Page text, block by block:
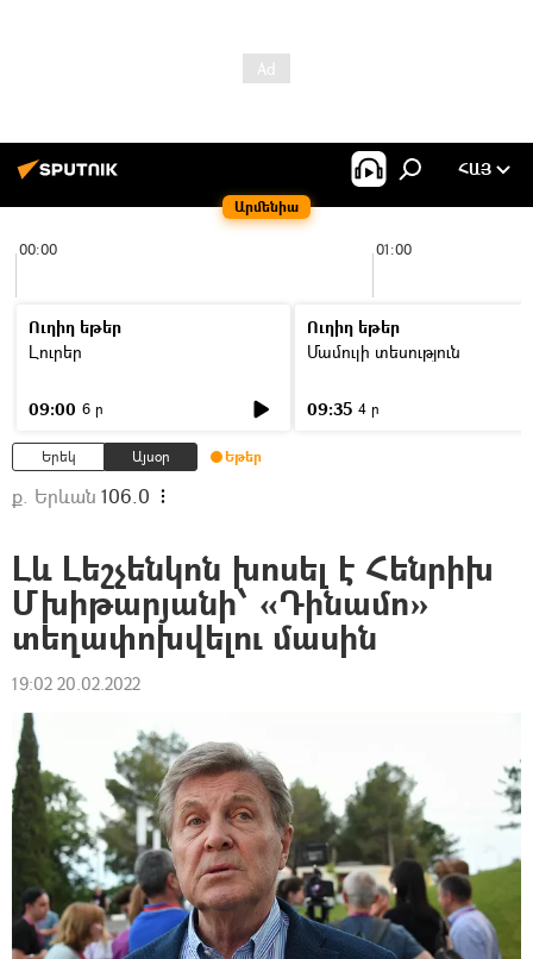
Արմենիա
ՀԱՅ
00:00 01:00
Ուղիղ եթեր
Լուրեր
09:00 6 ր
Ուղիղ եթեր
Մամուլի տեսություն
09:35 4 ր
Երեկ Այսօր Եթեր
ք. Երևան 106.0
Լև Լեշչենկոն խոսել է Հենրիխ
Մխիթարյանի՝ «Դինամո»
տեղափոխվելու մասին
19:02 20.02.2022